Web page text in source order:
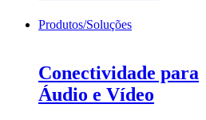
Produtos/Soluções
Conectividade para
Áudio e Vídeo